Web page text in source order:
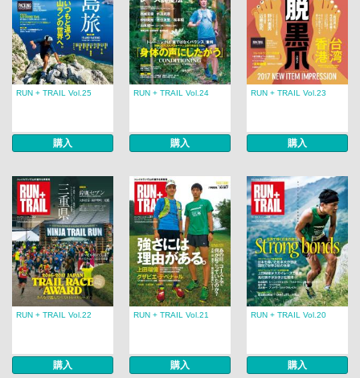
RUN + TRAIL Vol.25
購入
RUN + TRAIL Vol.24
購入
RUN + TRAIL Vol.23
購入
RUN + TRAIL Vol.22
購入
RUN + TRAIL Vol.21
購入
RUN + TRAIL Vol.20
購入